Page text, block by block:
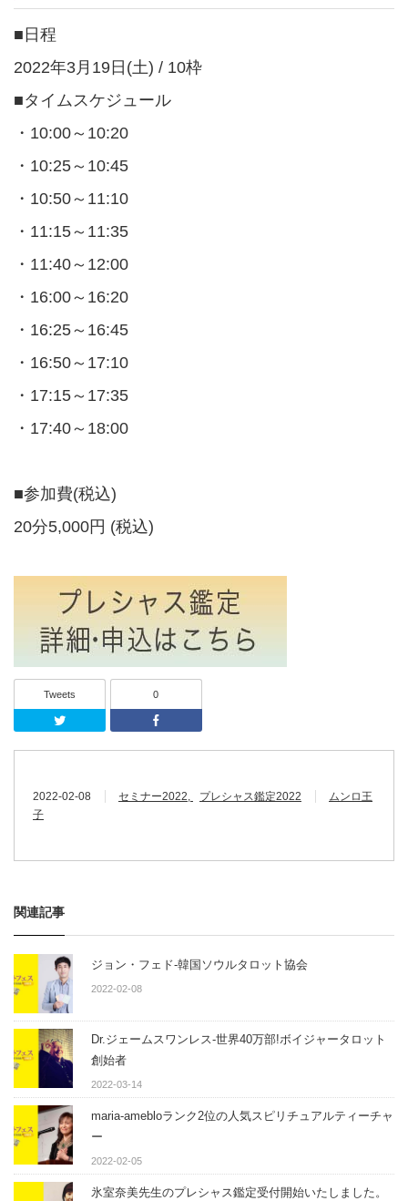
■日程
2022年3月19日(土) / 10枠
■タイムスケジュール
・10:00～10:20
・10:25～10:45
・10:50～11:10
・11:15～11:35
・11:40～12:00
・16:00～16:20
・16:25～16:45
・16:50～17:10
・17:15～17:35
・17:40～18:00
■参加費(税込)
20分5,000円 (税込)
Tweets
Twitter
0
2022-02-08 セミナー2022 プレシャス鑑定2022
ムンロ王
子
関連記事
ジョン・フェド-韓国ソウルタロット協会
2022-02-08
Dr.ジェームスワンレス-世界40万部!ボイジャータロット
創始者
2022-03-14
maria-amebloランク2位の人気スピリチュアルティーチャ
ー
2022-02-05
氷室奈美先生のプレシャス鑑定受付開始いたしました。